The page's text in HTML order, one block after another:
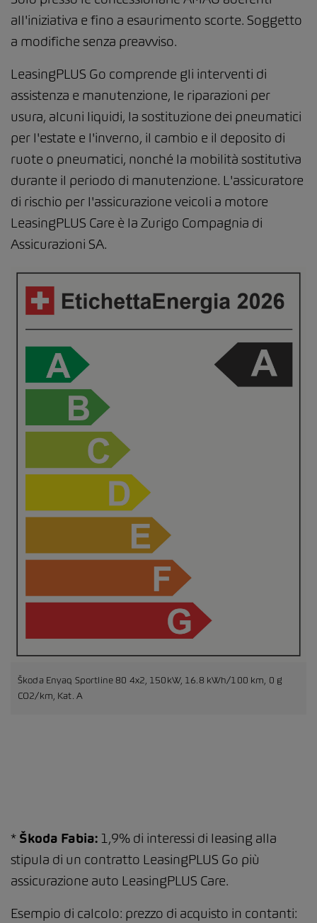
all'iniziativa e fino a esaurimento scorte. Soggetto
a modifiche senza preavviso.
LeasingPLUS Go comprende gli interventi di
assistenza e manutenzione, le riparazioni per
usura, alcuni liquidi, la sostituzione dei pneumatici
per l'estate e l'inverno, il cambio e il deposito di
ruote o pneumatici, nonché la mobilità sostitutiva
durante il periodo di manutenzione. L'assicuratore
di rischio per l'assicurazione veicoli a motore
LeasingPLUS Care è la Zurigo Compagnia di
Assicurazioni SA.
Škoda Enyaq Sportline 80 4x2, 150kW, 16.8 kWh/100 km, 0 g
CO2/km, Kat. A
* Škoda Fabia: 1,9% di interessi di leasing alla
stipula di un contratto LeasingPLUS Go più
assicurazione auto LeasingPLUS Care.
Esempio di calcolo: prezzo di acquisto in contanti: